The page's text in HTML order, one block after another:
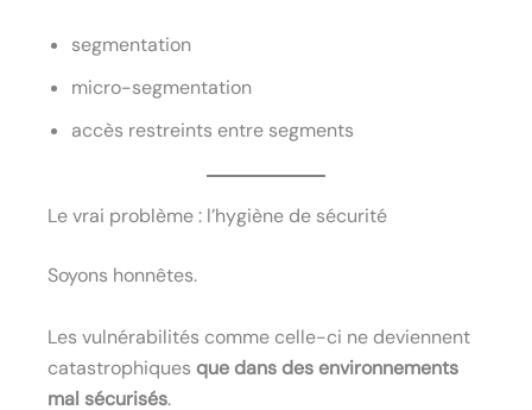
segmentation
micro-segmentation
accès restreints entre segments
Le vrai problème : l’hygiène de sécurité
Soyons honnêtes.
Les vulnérabilités comme celle-ci ne deviennent
catastrophiques que dans des environnements
mal sécurisés.